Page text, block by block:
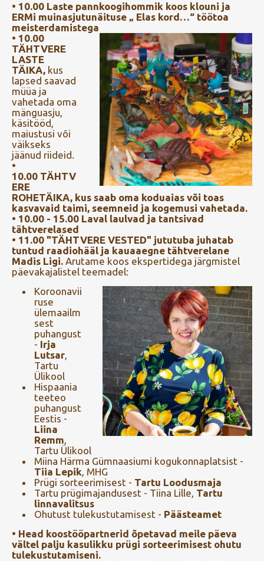
• 10.00 Laste pannkoogihommik koos klouni ja
ERMi muinasjutunäituse „ Elas kord…“ töötoa
meisterdamistega
• 10.00
TÄHTVERE
LASTE
TÄIKA, kus
lapsed saavad
müüa ja
vahetada oma
mänguasju,
käsitööd,
maiustusi või
väikseks
jäänud riideid.
•
10.00 TÄHTV
ERE
ROHETÄIKA, kus saab oma koduaias või toas
kasvavaid taimi, seemneid ja kogemusi vahetada.
• 10.00 - 15.00 Laval laulvad ja tantsivad
tähtverelased
• 11.00 "TÄHTVERE VESTED" jututuba juhatab
tuntud raadiohääl ja kauaaegne tähtverelane
Madis Ligi. Arutame koos ekspertidega järgmistel
päevakajalistel teemadel:
Koroonavii
ruse
ülemaailm
sest
puhangust
- Irja
Lutsar,
Tartu
Ülikool
Hispaania
teeteo
puhangust
Eestis -
Liina
Remm,
Tartu Ülikool
Miina Härma Gümnaasiumi kogukonnaplatsist -
Tiia Lepik, MHG
Prügi sorteerimisest - Tartu Loodusmaja
Tartu prügimajandusest - Tiina Lille, Tartu
linnavalitsus
Ohutust tulekustutamisest - Päästeamet
• Head koostööpartnerid õpetavad meile päeva
vältel palju kasulikku prügi sorteerimisest ohutu
tulekustutamiseni.